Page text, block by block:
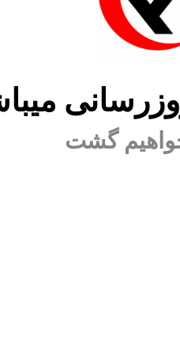
گشت